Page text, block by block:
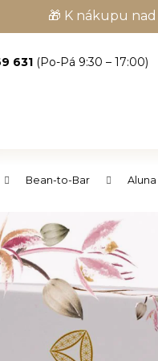
🎁 K nákupu
631 (Po-Pá 9:30 – 17:00)
Bean-to-Bar